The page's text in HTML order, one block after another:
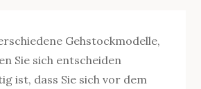
Gehstockmodelle,
Sie sich entscheiden
ist, dass Sie sich vor dem